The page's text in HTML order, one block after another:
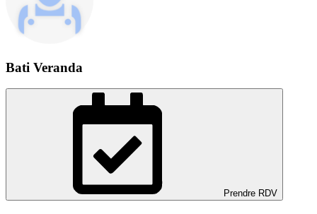
Bati Veranda
Prendre RDV